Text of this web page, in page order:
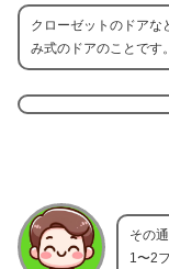
クローゼットのドアな
み式のドアのことです。
その
1〜2